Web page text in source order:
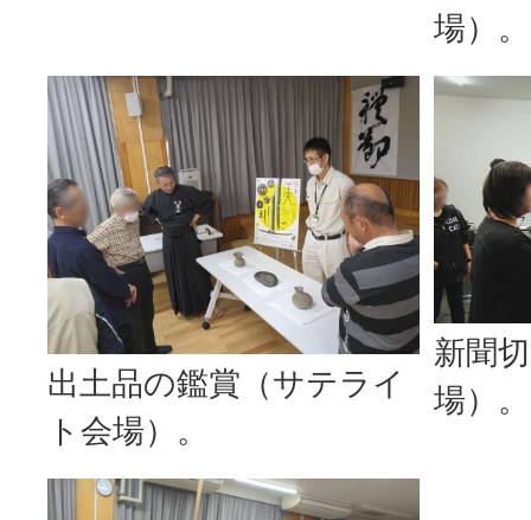
場）。
出土品の鑑賞（サテライ
ト会場）。
新聞
場）。